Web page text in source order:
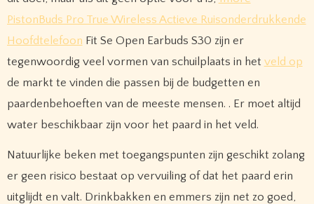
PistonBuds Pro True Wireless Actieve Ruisonderdrukkende
Hoofdtelefoon Fit Se Open Earbuds S30 zijn er
tegenwoordig veel vormen van schuilplaats in het veld op
de markt te vinden die passen bij de budgetten en
paardenbehoeften van de meeste mensen. . Er moet altijd
water beschikbaar zijn voor het paard in het veld.
Natuurlijke beken met toegangspunten zijn geschikt zolang
er geen risico bestaat op vervuiling of dat het paard erin
uitglijdt en valt. Drinkbakken en emmers zijn net zo goed,